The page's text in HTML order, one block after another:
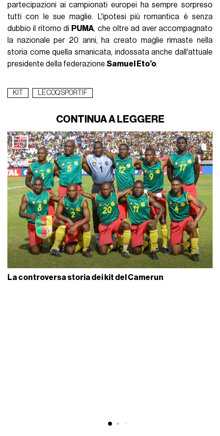
partecipazioni ai campionati europei ha sempre sorpreso
tutti con le sue maglie. L'ipotesi più romantica è senza
dubbio il ritorno di PUMA, che oltre ad aver accompagnato
la nazionale per 20 anni, ha creato maglie rimaste nella
storia come quella smanicata, indossata anche dall'attuale
presidente della federazioneSamuel Eto’o.
KIT LE COQ SPORTIF
CONTINUA A LEGGERE
La controversa storia dei kit del Camerun